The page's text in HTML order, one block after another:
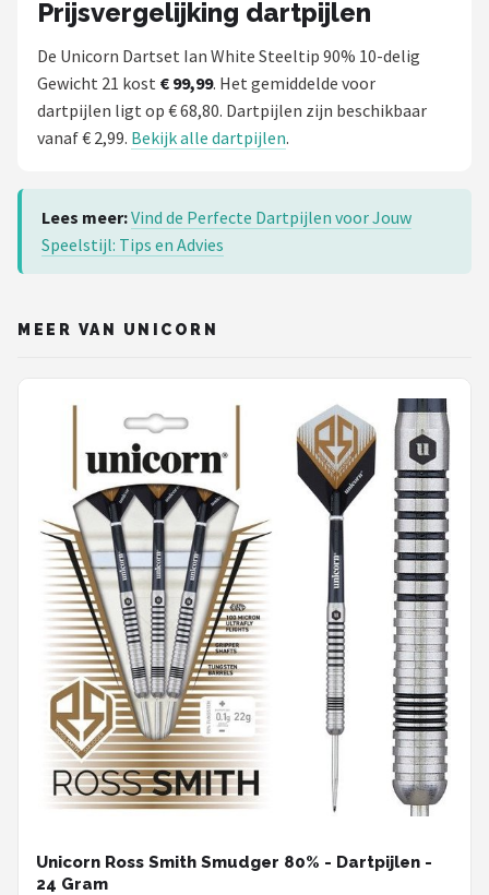
Prijsvergelijking dartpijlen
De Unicorn Dartset Ian White Steeltip 90% 10-delig
Gewicht 21 kost € 99,99. Het gemiddelde voor
dartpijlen ligt op € 68,80. Dartpijlen zijn beschikbaar
vanaf € 2,99. Bekijk alle dartpijlen.
Lees meer:Vind de Perfecte Dartpijlen voor Jouw
Speelstijl: Tips en Advies
MEER VAN UNICORN
Unicorn Ross Smith Smudger 80% - Dartpijlen -
24 Gram